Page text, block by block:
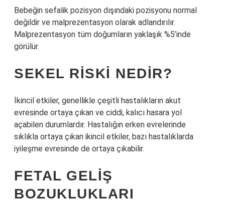
Bebeğin sefalik pozisyon dışındaki pozisyonu normal
değildir ve malprezentasyon olarak adlandırılır.
Malprezentasyon tüm doğumların yaklaşık %5’inde
görülür.
SEKEL RISKI NEDIR?
İkincil etkiler, genellikle çeşitli hastalıkların akut
evresinde ortaya çıkan ve ciddi, kalıcı hasara yol
açabilen durumlardır. Hastalığın erken evrelerinde
sıklıkla ortaya çıkan ikincil etkiler, bazı hastalıklarda
iyileşme evresinde de ortaya çıkabilir.
FETAL GELIŞ
BOZUKLUKLARI